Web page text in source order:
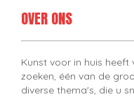
OVER ONS
Kunst voor in huis
zoeken, één van de
diverse thema's, die u